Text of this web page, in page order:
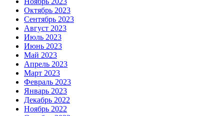
Октябрь 2023
Сентябрь 2023
Август 2023
Июль 2023
Июнь 2023
Май 2023
Апрель 2023
Март 2023
Февраль 2023
Январь 2023
Декабрь 2022
Ноябрь 2022